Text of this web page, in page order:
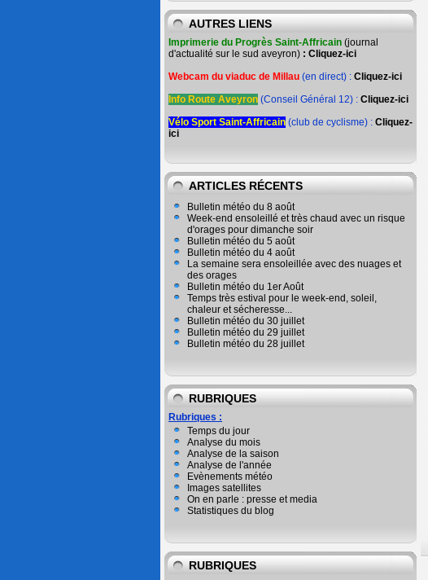
AUTRES LIENS
Imprimerie du Progrès Saint-Affricain (journal
d'actualité sur le sud aveyron) : Cliquez-ici
Webcam du viaduc de Millau (en direct) : Cliquez-ici
Info Route Aveyron (Conseil Général 12) : Cliquez-ici
Vélo Sport Saint-Affricain (club de cyclisme) : Cliquez-
ici
ARTICLES RÉCENTS
Bulletin météo du 8 août
Week-end ensoleillé et très chaud avec un risque
d'orages pour dimanche soir
Bulletin météo du 5 août
Bulletin météo du 4 août
La semaine sera ensoleillée avec des nuages et
des orages
Bulletin météo du 1er Août
Temps très estival pour le week-end, soleil,
chaleur et sécheresse...
Bulletin météo du 30 juillet
Bulletin météo du 29 juillet
Bulletin météo du 28 juillet
RUBRIQUES
Rubriques :
Temps du jour
Analyse du mois
Analyse de la saison
Analyse de l'année
Evènements météo
Images satellites
On en parle : presse et media
Statistiques du blog
RUBRIQUES